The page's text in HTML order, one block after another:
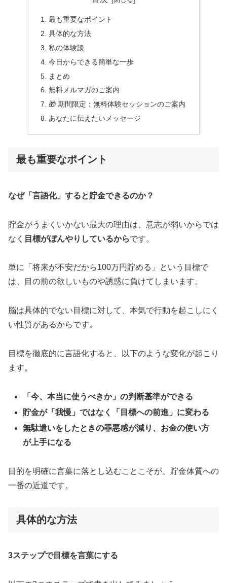
最も重要なポイント
具体的な方法
私の体験談
今日からできる簡単な一歩
まとめ
無料メルマガのご案内
🎁 期間限定：無料体験セッションのご案内
あなたに伝えたいメッセージ
最も重要なポイント
なぜ「言語化」すると貯金できるのか？
貯金がうまくいかない最大の理由は、意志が弱いからでは
なく 目標がぼんやりしているからです。
単に「将来が不安だから100万円貯める」という目標で
は、目の前の欲しいものや誘惑に負けてしまいます。
脳は具体的でない目標に対して、本気で行動を起こしにく
い性質があるからです。
目標を徹底的に言語化すると、以下のような変化が起こり
ます。
「今、本当に使うべきか」の判断基準ができる
貯金が「我慢」ではなく「目標への前進」に変わる
無駄遣いをしたときの罪悪感が減り、お金の使い方
が上手になる
目的を明確に言葉に落とし込むことこそが、貯金体質への
一番の近道です。
具体的な方法
3ステップで目標を言葉にする